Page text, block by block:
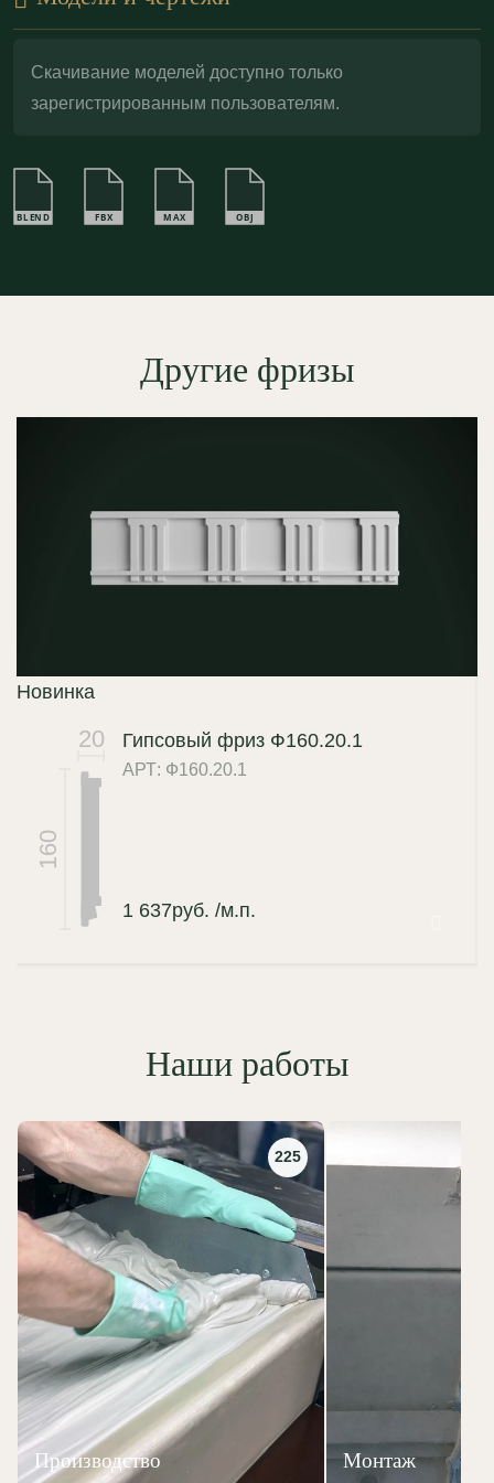
архитектуры:Гипсовый фриз Ф180.30.1легко
Скачивание моделей доступно только
зарегистрированным пользователям.
BLEND FBX MAX OBJ
Другие фризы
Новинка
20
160
Гипсовый фриз Ф160.20.1
АРТ: Ф160.20.1
1 637руб. /м.п.
Наши работы
225
Производство Монтаж